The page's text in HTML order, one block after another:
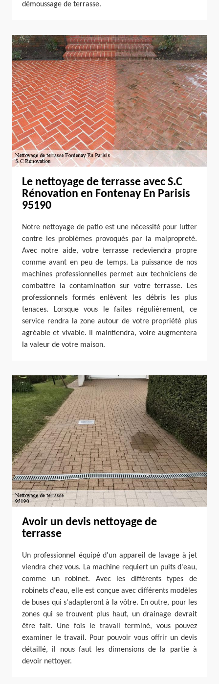
démoussage de terrasse.
Le nettoyage de terrasse avec S.C
Rénovation en Fontenay En Parisis
95190
Notre nettoyage de patio est une nécessité pour lutter
contre les problèmes provoqués par la malpropreté.
Avec notre aide, votre terrasse redeviendra propre
comme avant en peu de temps. La puissance de nos
machines professionnelles permet aux techniciens de
combattre la contamination sur votre terrasse. Les
professionnels formés enlèvent les débris les plus
tenaces. Lorsque vous le faites régulièrement, ce
service rendra la zone autour de votre propriété plus
agréable et vivable. Il maintiendra, voire augmentera
la valeur de votre maison.
Avoir un devis nettoyage de
terrasse
Un professionnel équipé d'un appareil de lavage à jet
viendra chez vous. La machine requiert un puits d'eau,
comme un robinet. Avec les différents types de
robinets d'eau, elle est conçue avec différents modèles
de buses qui s'adapteront à la vôtre. En outre, pour les
zones qui se trouvent plus haut, un drainage devrait
être fait. Une fois le travail terminé, vous pouvez
examiner le travail. Pour pouvoir vous offrir un devis
détaillé, il nous faut les dimensions de la partie à
devoir nettoyer.